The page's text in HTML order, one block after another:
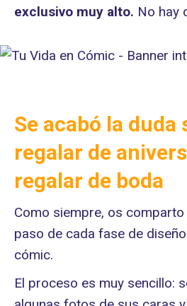
exclusivo muy alto. No hay
Se acabó la duda
regalar de
regalar de boda
Como siempre, os
paso de cada fase de
cómic.
El proceso es muy sencillo: